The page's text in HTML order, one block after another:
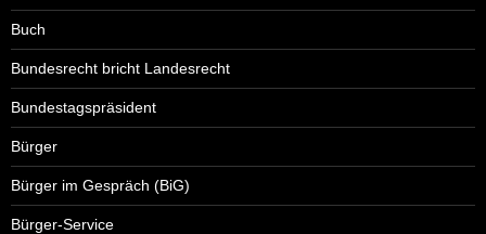
Buch
Bundesrecht bricht Landesrecht
Bundestagspräsident
Bürger
Bürger im Gespräch (BiG)
Bürger-Service